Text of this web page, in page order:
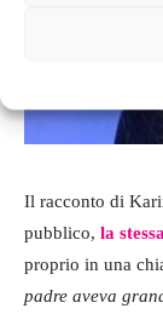
Il racconto di
pubblico, la
proprio in una
padre aveva